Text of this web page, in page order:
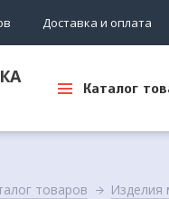
Доставка и оплата
Каталог
товаров Изделия